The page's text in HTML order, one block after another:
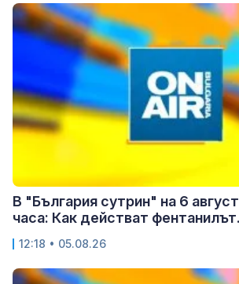
В "България сутрин" на 6
часа: Как действат
12:18 • 05.08.26